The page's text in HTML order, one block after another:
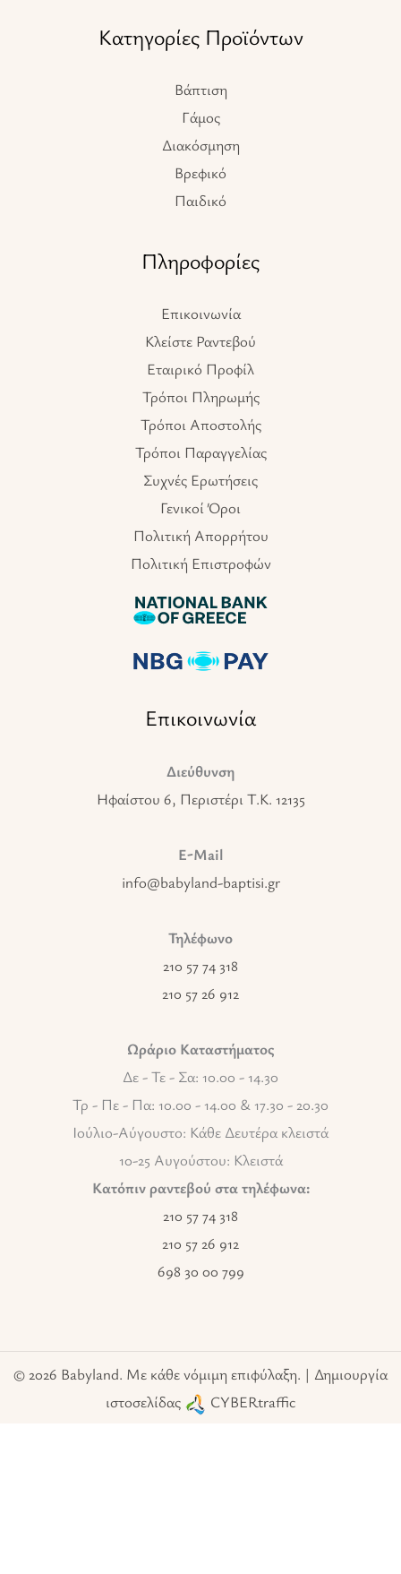
Κατηγορίες Προϊόντων
Βάπτιση
Γάμος
Διακόσμηση
Βρεφικό
Παιδικό
Πληροφορίες
Επικοινωνία
Κλείστε Ραντεβού
Εταιρικό Προφίλ
Τρόποι Πληρωμής
Τρόποι Αποστολής
Τρόποι Παραγγελίας
Συχνές Ερωτήσεις
Γενικοί Όροι
Πολιτική Απορρήτου
Πολιτική Επιστροφών
Επικοινωνία
Διεύθυνση
Ηφαίστου 6, Περιστέρι T.K. 12135
E-Mail
info@babyland-baptisi.gr
Τηλέφωνο
210 57 74 318
210 57 26 912
Ωράριο Καταστήματος
Δε - Τε - Σα: 10.00 - 14.30
Τρ - Πε - Πα: 10.00 - 14.00 & 17.30 - 20.30
Ιούλιο-Αύγουστο: Κάθε Δευτέρα κλειστά
10-25 Αυγούστου: Κλειστά
Κατόπιν ραντεβού στα τηλέφωνα:
210 57 74 318
210 57 26 912
698 30 00 799
© 2026 Babyland. Με κάθε νόμιμη επιφύλαξη. | Δημιουργία
ιστοσελίδας
CYBERtraffic